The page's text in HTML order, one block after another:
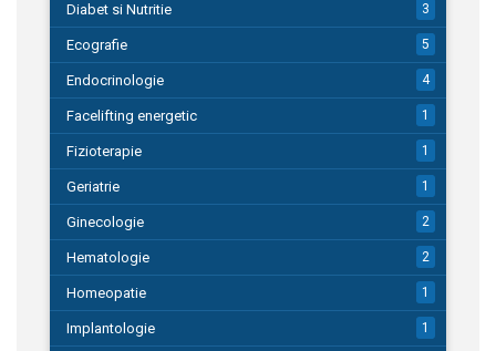
Diabet si Nutritie 3
Ecografie 5
Endocrinologie 4
Facelifting energetic 1
Fizioterapie 1
Geriatrie 1
Ginecologie 2
Hematologie 2
Homeopatie 1
Implantologie 1